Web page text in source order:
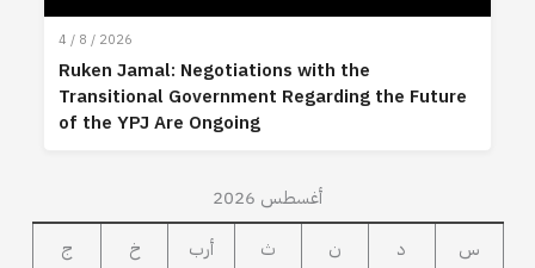
4 / 8 / 2026
Ruken Jamal: Negotiations with the
Transitional Government Regarding the Future
of the YPJ Are Ongoing
أغسطس 2026
س
ن ث أرب خ
ج